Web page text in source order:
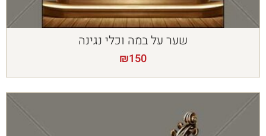
שער על במה וכלי נגינה
₪150